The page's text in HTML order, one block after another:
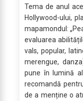
Tema de anul
Hollywood-ului,
mapamondul:
evaluarea
vals, popular,
merengue,
pune în lumină
recomandă
de a menține o